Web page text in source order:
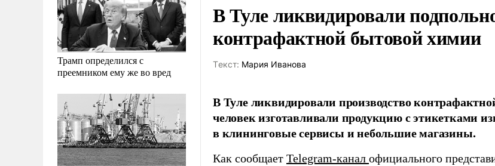
Трамп определился с
преемником ему же во вред
В Туле ликвидировали
контрафактной бытовой химии
Tекст: Мария Иванова
В Туле ликвидировали производство
человек изготавливали продукцию с этикетками
в клининговые сервисы и небольшие магазины.
Как сообщает Telegram-канал официального